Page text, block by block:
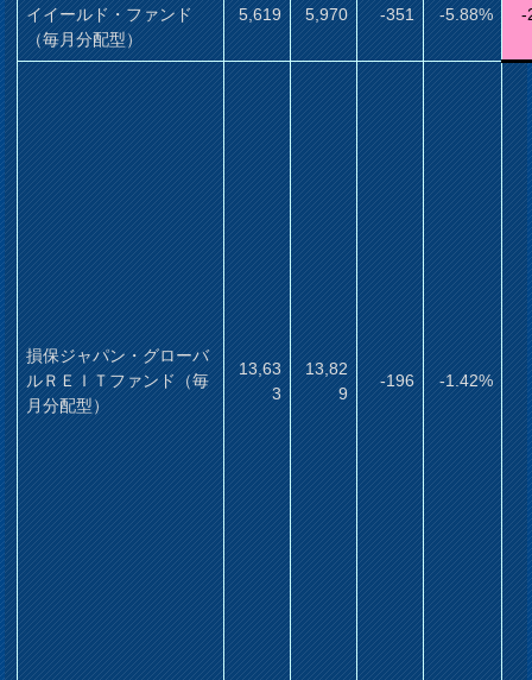
イイールド・ファンド
（毎月分配型）
5,619 5,970 -351 -5.88% -
損保ジャパン・グローバ
ルＲＥＩＴファンド（毎
月分配型）
13,63
3
13,82
9
-196 -1.42%